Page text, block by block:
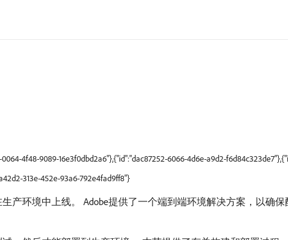
0064-4f48-9089-16e3f0dbd2a6"},{"id":"dac87252-6066-4d6e-a9d2-
313e-452e-93a6-792e4fad9ff8"}
产环境中上线。 Adobe提供了一个端到端环境解决方案，以确